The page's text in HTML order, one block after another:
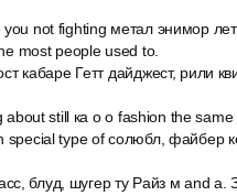
not fighting метал энимор
most people used to.
кабаре Гетт дайджест, рили
still ка о о fashion the same
type of солюбл, файбер
блуд, шугер ту Райз м and a.